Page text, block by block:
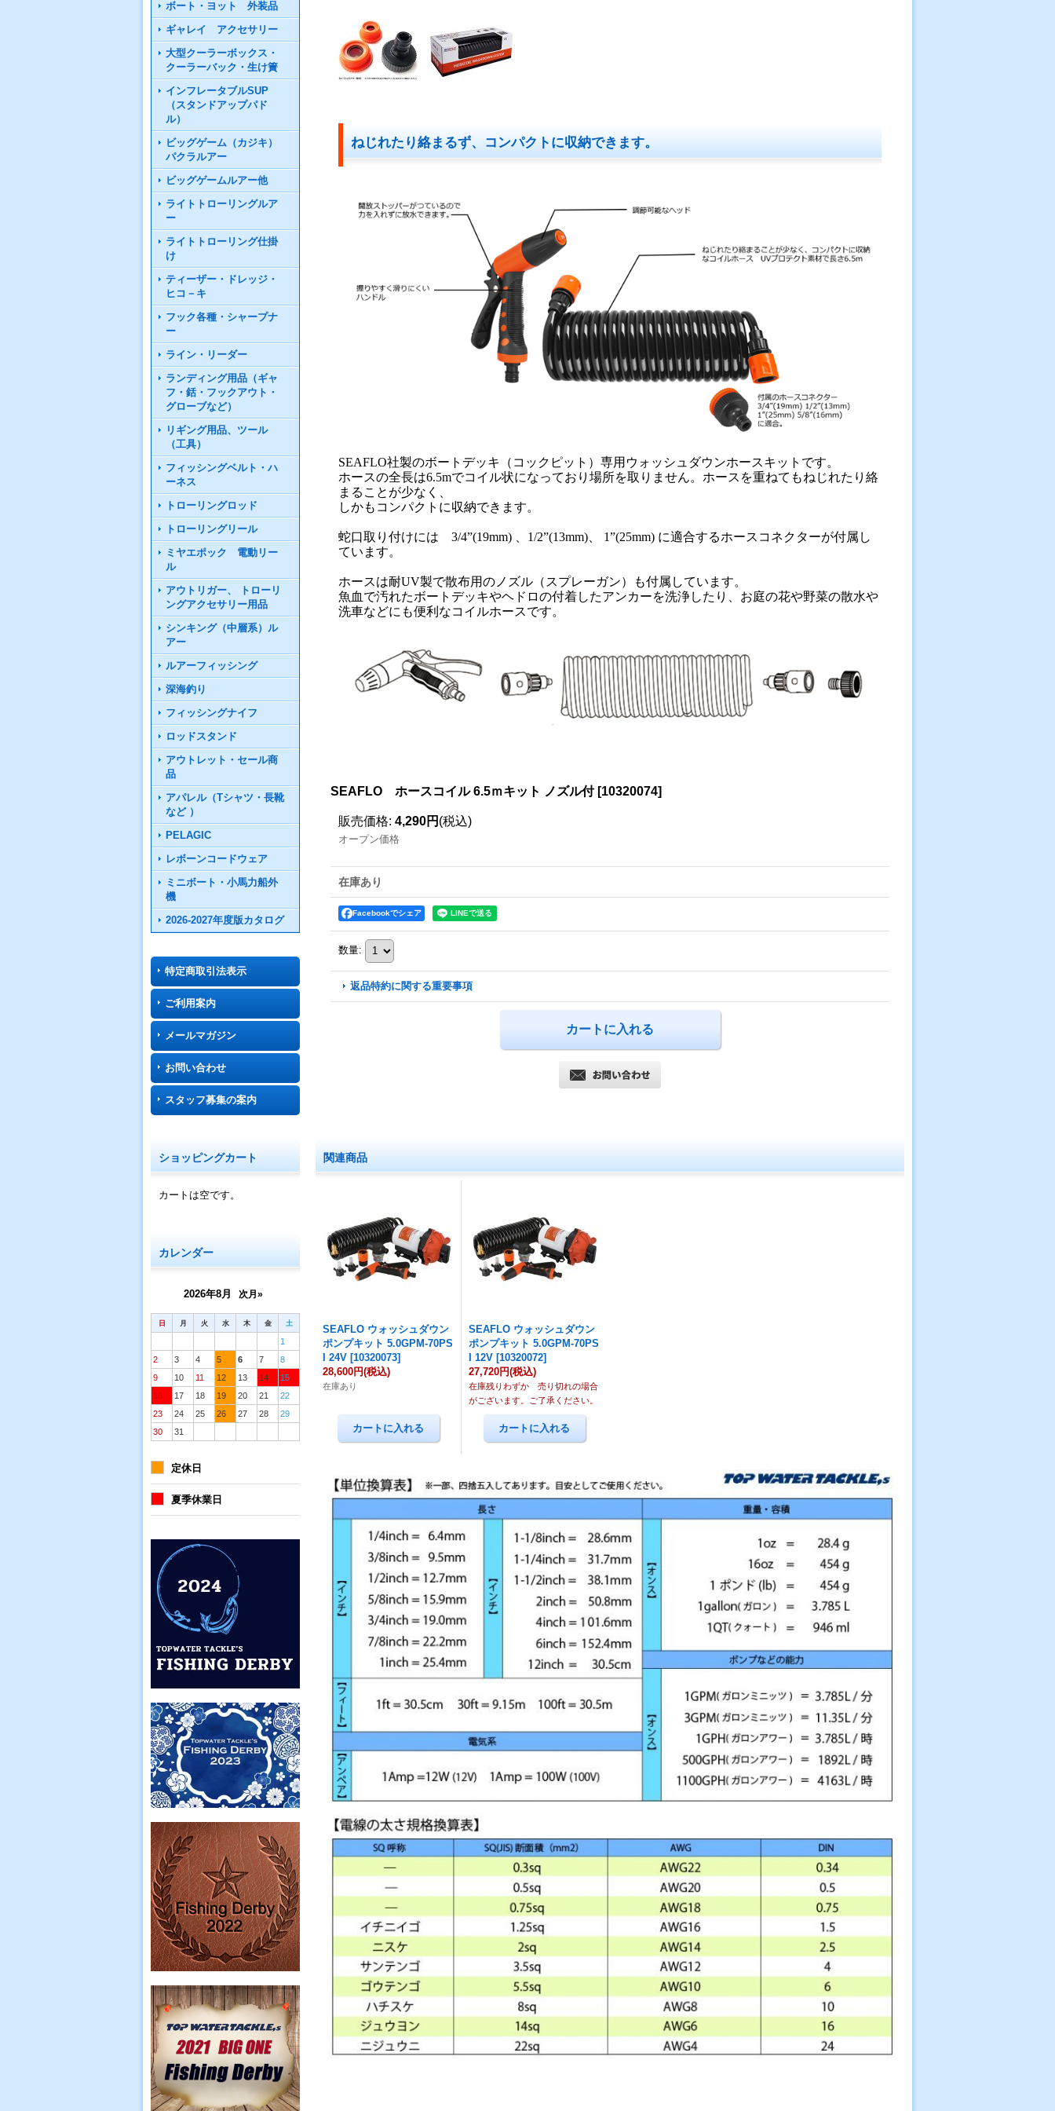
ボート・ヨット 外装品
ギャレイ アクセサリー
大型クーラーボックス・
クーラーバック・生け簀
インフレータブルSUP
（スタンドアップパド
ル）
ビッグゲーム（カジキ）
パクラルアー
ビッグゲームルアー他
ライトトローリングルア
ー
ライトトローリング仕掛
け
ティーザー・ドレッジ・
ヒコ－キ
フック各種・シャープナ
ー
ライン・リーダー
ランディング用品（ギャ
フ・銛・フックアウト・
グローブなど）
リギング用品、ツール
（工具）
フィッシングベルト・ハ
ーネス
トローリングロッド
トローリングリール
ミヤエポック 電動リー
ル
アウトリガー、 トローリ
ングアクセサリー用品
シンキング（中層系）ル
アー
ルアーフィッシング
深海釣り
フィッシングナイフ
ロッドスタンド
アウトレット・セール商
品
アパレル（Tシャツ・長靴
など ）
PELAGIC
レボーンコードウェア
ミニボート・小馬力船外
機
2026-2027年度版カタログ
特定商取引法表示
ご利用案内
メールマガジン
お問い合わせ
スタッフ募集の案内
ショッピングカート
カートは空です。
カレンダー
2026年8月 次月»
日 月 火 水 木 金 土
1
2
3 4 5 6 7
8
9
10 11 12 13 14
15
16
17 18 19 20 21
22
23
24 25 26 27 28
29
30
31
定休日
夏季休業日
ねじれたり絡まるず、コンパクトに収納できます。
SEAFLO社製のボートデッキ（コックピット）専用ウォッシュダウンホースキットです。
ホースの全長は6.5mでコイル状になっており場所を取りません。ホースを重ねてもねじれたり絡
まることが少なく、
しかもコンパクトに収納できます。
蛇口取り付けには 3/4”(19mm) 、1/2”(13mm)、 1”(25mm) に適合するホースコネクターが付属し
ています。
ホースは耐UV製で散布用のノズル（スプレーガン）も付属しています。
魚血で汚れたボートデッキやヘドロの付着したアンカーを洗浄したり、お庭の花や野菜の散水や
洗車などにも便利なコイルホースです。
SEAFLO ホースコイル 6.5ｍキット ノズル付 [10320074]
販売価格: 4,290円 (税込)
オープン価格
在庫あり
Facebookでシェア
数量:
返品特約に関する重要事項
関連商品
SEAFLO ウォッシュダウン
ポンプキット 5.0GPM-70PS
I 24V [10320073]
28,600円(税込)
在庫あり
SEAFLO ウォッシュダウン
ポンプキット 5.0GPM-70PS
I 12V [10320072]
27,720円(税込)
在庫残りわずか 売り切れの場合
がございます。ご了承ください。